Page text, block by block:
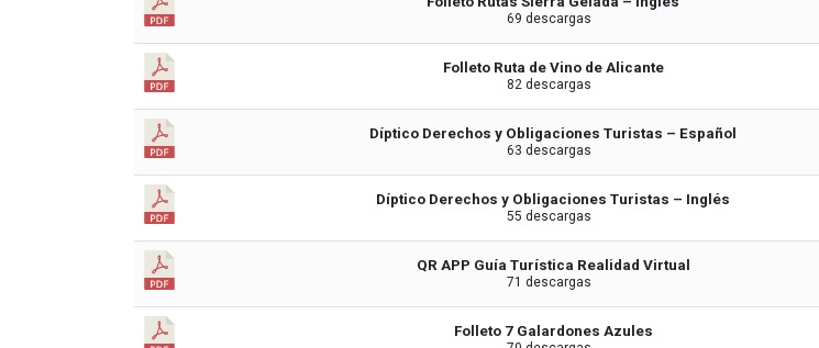
69 descargas
Folleto Ruta de Vino de Alicante
82 descargas
Díptico Derechos y Obligaciones Turistas – Español
63 descargas
Díptico Derechos y Obligaciones Turistas – Inglés
55 descargas
QR APP Guía Turística Realidad Virtual
71 descargas
Folleto 7 Galardones Azules